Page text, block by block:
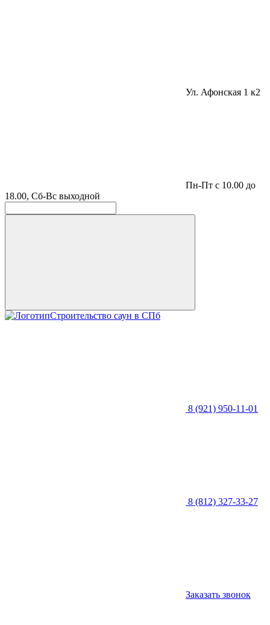
Ул. Афонская 1 к2
Пн-Пт с 10.00 до
18.00, Сб-Вс выходной
Строительство саун в СПб
8 (921) 950-11-01
8 (812) 327-33-27
Заказать звонок